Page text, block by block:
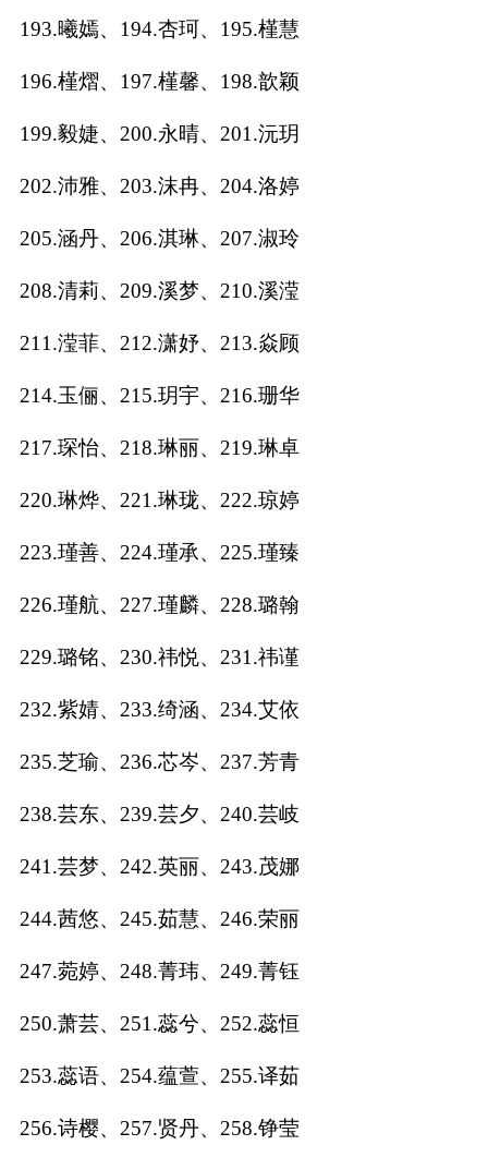
193.曦嫣、194.杏珂、195.槿慧
196.槿熠、197.槿馨、198.歆颖
199.毅婕、200.永晴、201.沅玥
202.沛雅、203.沫冉、204.洛婷
205.涵丹、206.淇琳、207.淑玲
208.清莉、209.溪梦、210.溪滢
211.滢菲、212.潇妤、213.焱顾
214.玉俪、215.玥宇、216.珊华
217.琛怡、218.琳丽、219.琳卓
220.琳烨、221.琳珑、222.琼婷
223.瑾善、224.瑾承、225.瑾臻
226.瑾航、227.瑾麟、228.璐翰
229.璐铭、230.祎悦、231.祎谨
232.紫婧、233.绮涵、234.艾依
235.芝瑜、236.芯岑、237.芳青
238.芸东、239.芸夕、240.芸岐
241.芸梦、242.英丽、243.茂娜
244.茜悠、245.茹慧、246.荣丽
247.菀婷、248.菁玮、249.菁钰
250.萧芸、251.蕊兮、252.蕊恒
253.蕊语、254.蕴萱、255.译茹
256.诗樱、257.贤丹、258.铮莹